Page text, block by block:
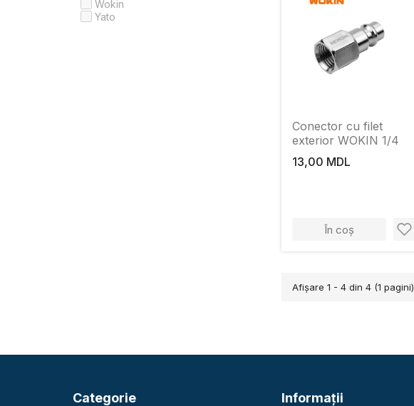
Wokin
Yato
Conector cu filet
exterior WOKIN 1/4
13,00 MDL
În coș
Afişare 1 - 4 din 4 (1 pagini)
Categorie Informaţii